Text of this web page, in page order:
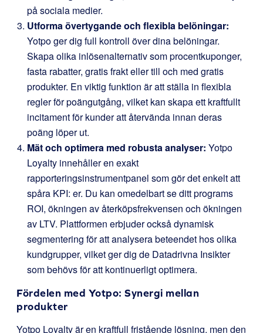
på sociala medier.
Utforma övertygande och flexibla belöningar:
Yotpo ger dig full kontroll över dina belöningar.
Skapa olika inlösenalternativ som procentkuponger,
fasta rabatter, gratis frakt eller till och med gratis
produkter. En viktig funktion är att ställa in flexibla
regler för poängutgång, vilket kan skapa ett kraftfullt
incitament för kunder att återvända innan deras
poäng löper ut.
Mät och optimera med robusta analyser: Yotpo
Loyalty innehåller en exakt
rapporteringsinstrumentpanel som gör det enkelt att
spåra KPI: er. Du kan omedelbart se ditt programs
ROI, ökningen av återköpsfrekvensen och ökningen
av LTV. Plattformen erbjuder också dynamisk
segmentering för att analysera beteendet hos olika
kundgrupper, vilket ger dig de Datadrivna Insikter
som behövs för att kontinuerligt optimera.
Fördelen med Yotpo: Synergi mellan
produkter
Yotpo Loyalty är en kraftfull fristående lösning, men den